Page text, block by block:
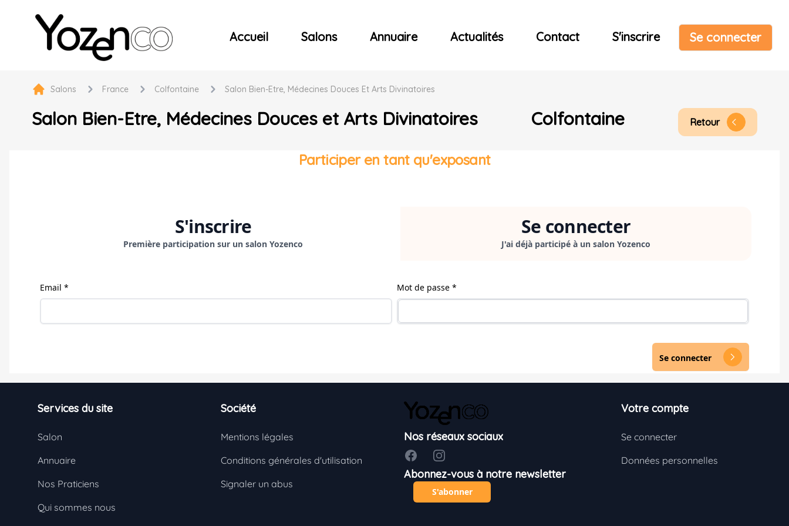
Yozenco - Organisateur de Salons, Evénements et Concerts
Accueil Salons Annuaire Actualités Contact S'inscrire Se connecter
Salons France Colfontaine Salon Bien-Etre, Médecines Douces Et Arts Divinatoires
Salon Bien-Etre, Médecines Douces et Arts Divinatoires Colfontaine Retour arrow_back_ios
Participer en tant qu'exposant
Première participation sur un salon Yozenco
S'inscrire
J'ai déjà participé à un salon Yozenco
Se connecter
Email * Mot de passe *
Se connecter arrow_forward_ios
Services du site
Salon
Annuaire
Nos Praticiens
Qui sommes nous
Société
Mentions légales
Conditions générales d'utilisation
Signaler un abus
Nos réseaux sociaux
FacebookInstagram
Abonnez-vous à notre newsletter
S'abonner
Votre compte
Se connecter
Données personnelles